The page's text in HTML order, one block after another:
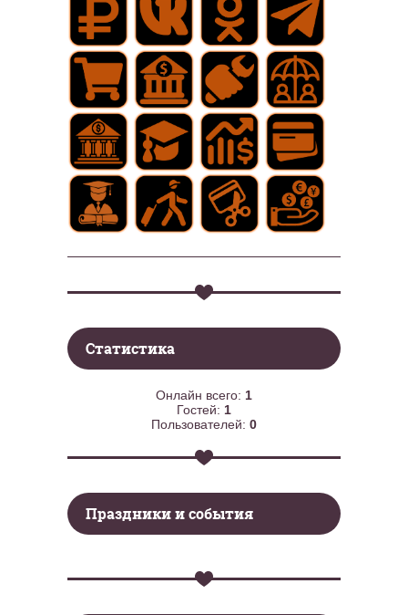
Статистика
Онлайн всего: 1
Гостей: 1
Пользователей: 0
Праздники и события